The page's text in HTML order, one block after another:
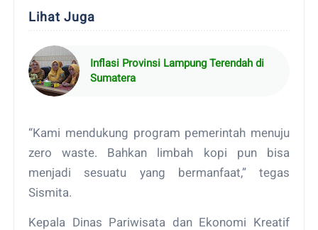
Lihat Juga
Inflasi Provinsi Lampung Terendah di
Sumatera
“Kami mendukung program pemerintah menuju
zero waste. Bahkan limbah kopi pun bisa
menjadi sesuatu yang bermanfaat,” tegas
Sismita.
Kepala Dinas Pariwisata dan Ekonomi Kreatif